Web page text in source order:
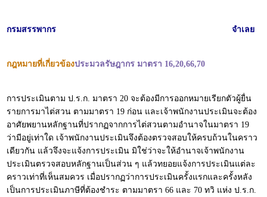
กรมสรรพากร จำเลย
กฎหมายที่เกี่ยวข้องประมวลรัษฎากร มาตรา 16,20,66,70
การประเมินตาม ป.ร.ก. มาตรา 20 จะต้องมีการออกหมายเรียกตัวผู้ยื่น
รายการมาไต่สวน ตามมาตรา 19 ก่อน และเจ้าพนักงานประเมินจะต้อง
อาศัยพยานหลักฐานที่ปรากฏจากการไต่สวนตามอำนาจในมาตรา 19
ว่ามีอยู่เท่าใด เจ้าพนักงานประเมินจึงต้องตรวจสอบให้ครบถ้วนในคราว
เดียวกัน แล้วจึงจะแจ้งการประเมิน มิใช่ว่าจะให้อำนาจเจ้าพนักงาน
ประเมินตรวจสอบหลักฐานเป็นส่วน ๆ แล้วทยอยแจ้งการประเมินแต่ละ
คราวเท่าที่เห็นสมควร เมื่อปรากฏว่าการประเมินครั้งแรกและครั้งหลัง
เป็นการประเมินภาษีที่ต้องชำระ ตามมาตรา 66 และ 70 ทวิ แห่ง ป.ร.ก.